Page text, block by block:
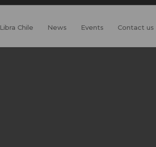
Libra Chile News Events Contact us